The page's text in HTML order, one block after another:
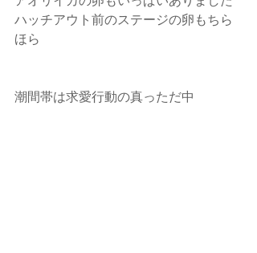
ハッチアウト前のステージの卵もちら
ほら
潮間帯は求愛行動の真っただ中